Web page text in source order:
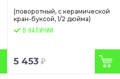
(поворотный, с керамической
кран-буксой, 1/2 дюйма)
В НАЛИЧИИ
5 453